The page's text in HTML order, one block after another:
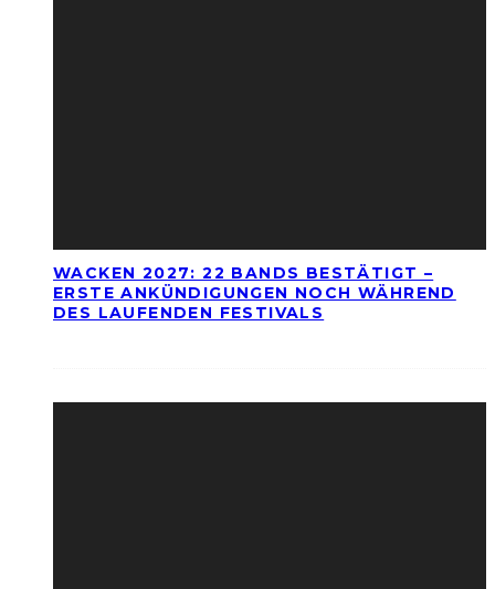
WACKEN 2027: 22 BANDS BESTÄTIGT –
ERSTE ANKÜNDIGUNGEN NOCH WÄHREND
DES LAUFENDEN FESTIVALS